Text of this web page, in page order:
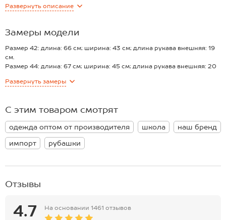
Преимущества:
– короткий рукав комфортен для летнего сезоза;
– отложной воротник и аккуратная застёжка на пуговицы;
– базовый цвет, подходящий к офисным и школьным образам.
Женская блузка универсальна — подходит как для офиса, так и для
батиста гармонично впишется в строгий или повседневный образ,
замеры.
размер 46.
Развернуть описание
Замеры модели
Размер 42: длина: 66 см; ширина: 43 см; длина рукава внешняя: 19
см.
Размер 44: длина: 67 см; ширина: 45 см; длина рукава внешняя: 20
Размер 46: длина: 68 см; ширина: 47 см; длина рукава внешняя: 20
см.
Размер 50: длина: 70 см; ширина: 52 см; длина рукава внешняя: 22
см.
Размер 52: длина: 72 см; ширина: 53 см; длина рукава внешняя: 23
см.
Развернуть замеры
С этим товаром смотрят
одежда оптом от производителя школа
наш бренд
импорт
рубашки
Отзывы
4.7 На основании 1461 отзывов